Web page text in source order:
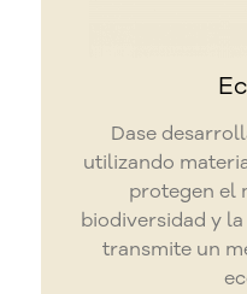
Dase
utilizando
protegen el
biodiversidad y
transmite un